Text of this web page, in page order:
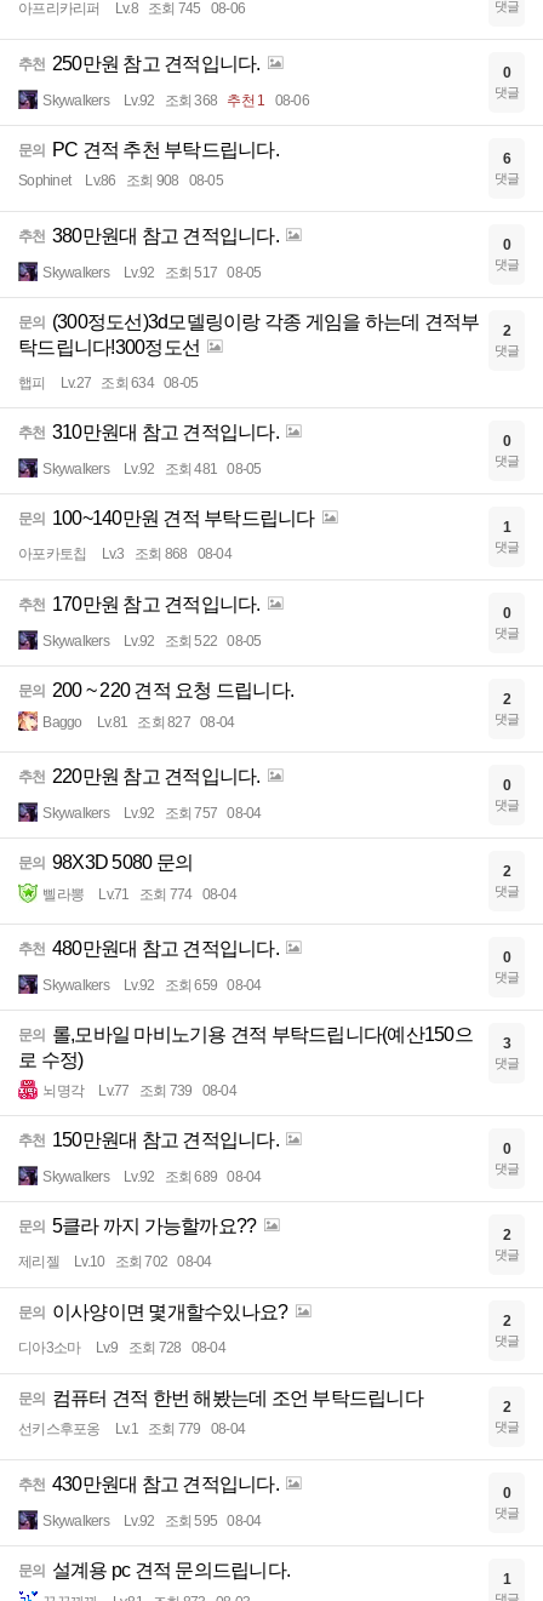
아프리카리퍼 Lv.8 조회 745 08-06 댓글
추천 250만원 참고 견적입니다.
Skywalkers Lv.92 조회 368 추천 1 08-06
0
댓글
문의 PC 견적 추천 부탁드립니다.
Sophinet Lv.86 조회 908 08-05
6
댓글
추천 380만원대 참고 견적입니다.
Skywalkers Lv.92 조회 517 08-05
0
댓글
문의
(300정도선)3d모델링이랑 각종 게임을 하는데 견적부
탁드립니다!300정도선
햅피 Lv.27 조회 634 08-05
2
댓글
추천 310만원대 참고 견적입니다.
Skywalkers Lv.92 조회 481 08-05
0
댓글
문의 100~140만원 견적 부탁드립니다
아포카토칩 Lv.3 조회 868 08-04
1
댓글
추천 170만원 참고 견적입니다.
Skywalkers Lv.92 조회 522 08-05
0
댓글
문의 200 ~ 220 견적 요청 드립니다.
Baggo Lv.81 조회 827 08-04
2
댓글
추천 220만원 참고 견적입니다.
Skywalkers Lv.92 조회 757 08-04
0
댓글
문의 98X3D 5080 문의
삘라뽕 Lv.71 조회 774 08-04
2
댓글
추천 480만원대 참고 견적입니다.
Skywalkers Lv.92 조회 659 08-04
0
댓글
문의
롤,모바일 마비노기용 견적 부탁드립니다(예산150으
로 수정)
뇌명각 Lv.77 조회 739 08-04
3
댓글
추천 150만원대 참고 견적입니다.
Skywalkers Lv.92 조회 689 08-04
0
댓글
문의 5클라 까지 가능할까요??
제리젤 Lv.10 조회 702 08-04
2
댓글
문의 이사양이면 몇개할수있나요?
디아3소마 Lv.9 조회 728 08-04
2
댓글
문의 컴퓨터 견적 한번 해봤는데 조언 부탁드립니다
선키스후포옹 Lv.1 조회 779 08-04
2
댓글
추천 430만원대 참고 견적입니다.
Skywalkers Lv.92 조회 595 08-04
0
댓글
문의 설계용 pc 견적 문의드립니다. 1